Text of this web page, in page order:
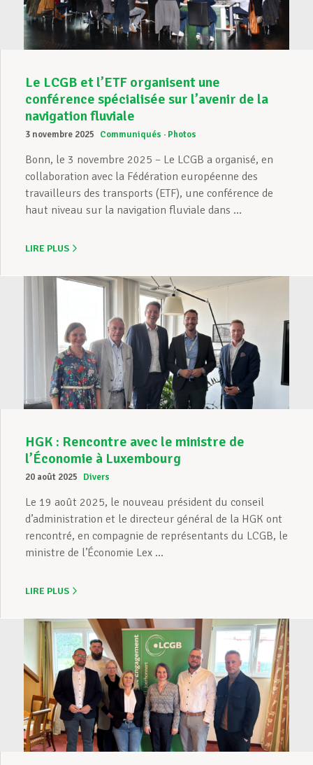
Le LCGB et l’ETF organisent une
conférence spécialisée sur l’avenir de la
navigation fluviale
3 novembre 2025 Communiqués Photos
Bonn, le 3 novembre 2025 – Le LCGB a organisé, en
collaboration avec la Fédération européenne des
travailleurs des transports (ETF), une conférence de
haut niveau sur la navigation fluviale dans ...
LIRE PLUS
HGK : Rencontre avec le ministre de
l’Économie à Luxembourg
20 août 2025 Divers
Le 19 août 2025, le nouveau président du conseil
d’administration et le directeur général de la HGK ont
rencontré, en compagnie de représentants du LCGB, le
ministre de l’Économie Lex ...
LIRE PLUS